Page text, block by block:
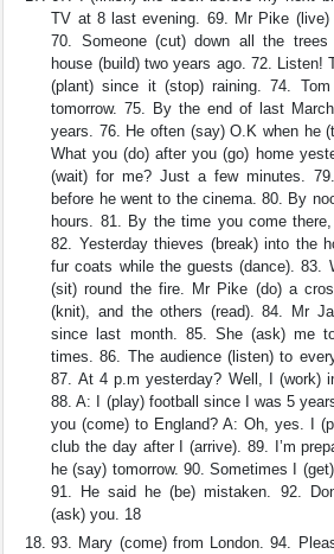
TV at 8 last evening. 69. Mr Pike (live)
70. Someone (cut) down all the
house (build) two years ago. 72. Listen!
(plant) since it (stop) raining. 74.
tomorrow. 75. By the end of last
years. 76. He often (say) O.K when he
What you (do) after you (go) home
(wait) for me? Just a few minutes.
before he went to the cinema. 80. By
hours. 81. By the time you come
82. Yesterday thieves (break) into the
fur coats while the guests (dance). 83.
(sit) round the fire. Mr Pike (do) a
(knit), and the others (read). 84. Mr
since last month. 85. She (ask) me
times. 86. The audience (listen) to
87. At 4 p.m yesterday? Well, I (work)
88. A: I (play) football since I was 5
you (come) to England? A: Oh, yes. I
club the day after I (arrive). 89. I’m
he (say) tomorrow. 90. Sometimes I
91. He said he (be) mistaken. 92.
(ask) you. 18
93. Mary (come) from London. 94.